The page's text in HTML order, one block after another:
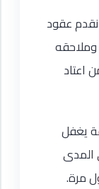
نقدم عقود
وملاحقه
اعتاد
يغفل
المدى
مرة.